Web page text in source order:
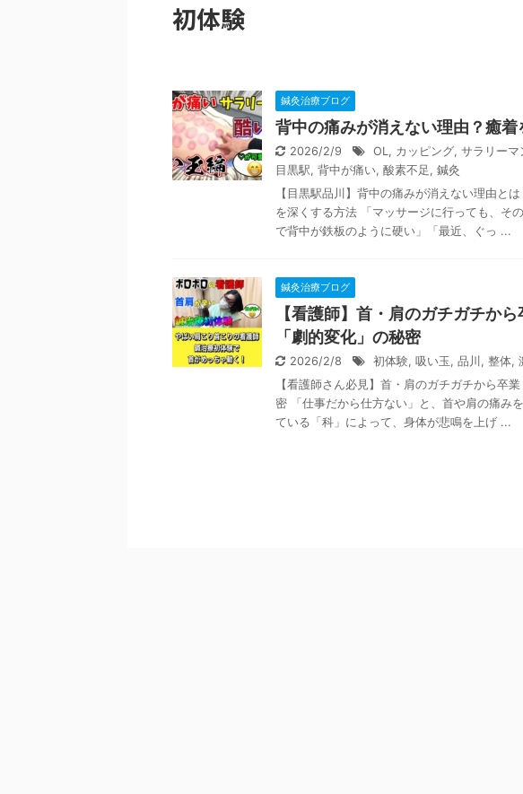
初体験
鍼灸治療ブログ
背中の痛みが消えない理由？癒
2026/2/9 OL, カッピング, サラリーマ
目黒駅, 背中が痛い, 酸素不足 , 鍼灸
【目黒駅品川】背中の痛みが消えない理由と
を深くする方法 「マッサージに行っても、そ
で背中が鉄板のように硬い」「最近、ぐっ ...
鍼灸治療ブログ
【看護師】首・肩のガチガチか
「劇的変化」の秘密
2026/2/8 初体験, 吸い玉, 品川 , 整体,
【看護師さん必見】首・肩のガチガチから卒
密 「仕事だから仕方ない」と、首や肩の痛み
ている「科」によって、身体が悲鳴を上げ ...